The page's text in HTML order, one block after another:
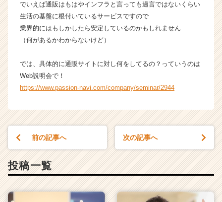
でいえば通販はもはやインフラと言っても過言ではないくらい
生活の基盤に根付いているサービスですので
業界的にはもしかしたら安定しているのかもしれません
（何があるかわからないけど）
では、具体的に通販サイトに対し何をしてるの？っていうのは
Web説明会で！
https://www.passion-navi.com/company/seminar/2944
前の記事へ 次の記事へ
投稿一覧